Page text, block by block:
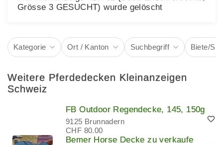
Grösse 3 GESUCHT) wurde gelöscht
Kategorie Ort / Kanton Suchbegriff Biete/
Weitere Pferdedecken Kleinanzeigen
Schweiz
FB Outdoor Regendecke, 145, 150g
9125 Brunnadern
CHF 80.00
Bemer Horse Decke zu verkaufe